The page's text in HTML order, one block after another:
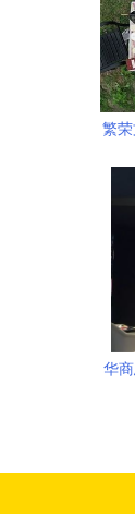
繁
华